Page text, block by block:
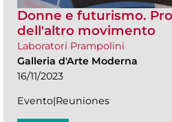
Donne e futurismo.
dell'altro movimento
Laboratori Prampolini
Galleria d'Arte Moderna
16/11/2023
Evento|Reuniones